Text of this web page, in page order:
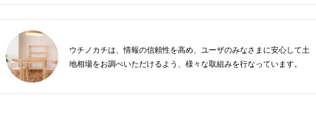
ウチノカチは、情報の信頼性を高め、ユーザのみなさまに安心して土
地相場をお調べいただけるよう、様々な取組みを行なっています。